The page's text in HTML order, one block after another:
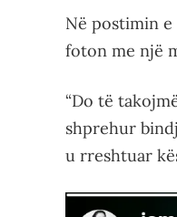
Në postimin
foton me një
“Do të
shprehur
u rreshtuar